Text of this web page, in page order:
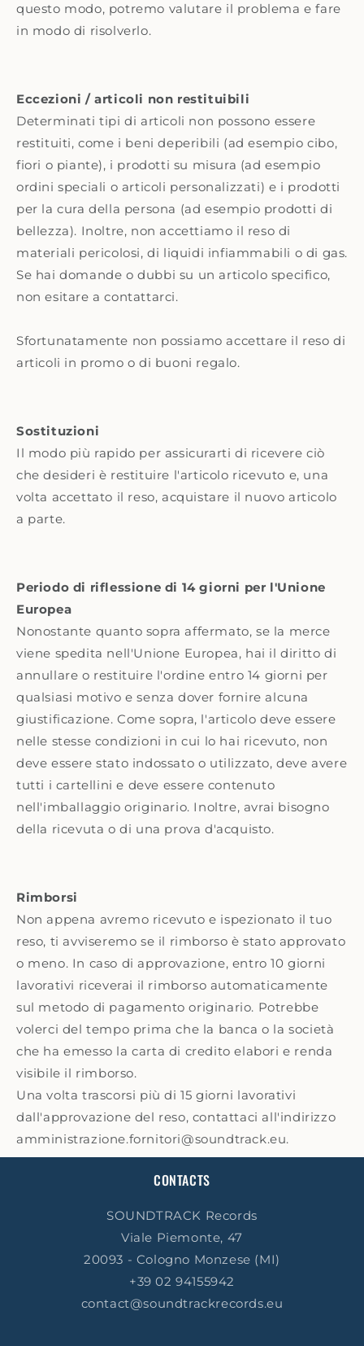
questo modo, potremo valutare il problema e fare
in modo di risolverlo.
Eccezioni / articoli non restituibili
Determinati tipi di articoli non possono essere
restituiti, come i beni deperibili (ad esempio cibo,
fiori o piante), i prodotti su misura (ad esempio
ordini speciali o articoli personalizzati) e i prodotti
per la cura della persona (ad esempio prodotti di
bellezza). Inoltre, non accettiamo il reso di
materiali pericolosi, di liquidi infiammabili o di gas.
Se hai domande o dubbi su un articolo specifico,
non esitare a contattarci.
Sfortunatamente non possiamo accettare il reso di
articoli in promo o di buoni regalo.
Sostituzioni
Il modo più rapido per assicurarti di ricevere ciò
che desideri è restituire l'articolo ricevuto e, una
volta accettato il reso, acquistare il nuovo articolo
a parte.
Periodo di riflessione di 14 giorni per l'Unione
Europea
Nonostante quanto sopra affermato, se la merce
viene spedita nell'Unione Europea, hai il diritto di
annullare o restituire l'ordine entro 14 giorni per
qualsiasi motivo e senza dover fornire alcuna
giustificazione. Come sopra, l'articolo deve essere
nelle stesse condizioni in cui lo hai ricevuto, non
deve essere stato indossato o utilizzato, deve avere
tutti i cartellini e deve essere contenuto
nell'imballaggio originario. Inoltre, avrai bisogno
della ricevuta o di una prova d'acquisto.
Rimborsi
Non appena avremo ricevuto e ispezionato il tuo
reso, ti avviseremo se il rimborso è stato approvato
o meno. In caso di approvazione, entro 10 giorni
lavorativi riceverai il rimborso automaticamente
sul metodo di pagamento originario. Potrebbe
volerci del tempo prima che la banca o la società
che ha emesso la carta di credito elabori e renda
visibile il rimborso.
Una volta trascorsi più di 15 giorni lavorativi
dall'approvazione del reso, contattaci all'indirizzo
amministrazione.fornitori@soundtrack.eu.
CONTACTS
SOUNDTRACK Records
Viale Piemonte, 47
20093 - Cologno Monzese (MI)
+39 02 94155942
contact@soundtrackrecords.eu